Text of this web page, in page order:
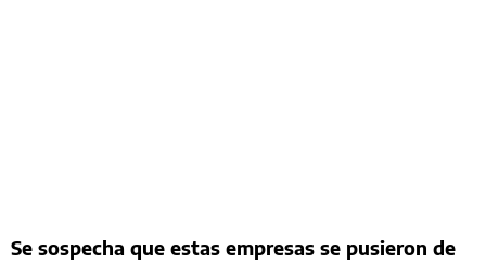
Se sospecha que estas empresas se pusieron de